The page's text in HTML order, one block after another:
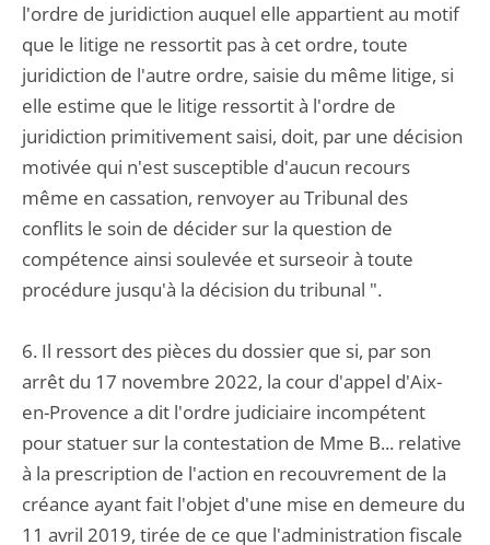
l'ordre de juridiction auquel elle appartient au motif
que le litige ne ressortit pas à cet ordre, toute
juridiction de l'autre ordre, saisie du même litige, si
elle estime que le litige ressortit à l'ordre de
juridiction primitivement saisi, doit, par une décision
motivée qui n'est susceptible d'aucun recours
même en cassation, renvoyer au Tribunal des
conflits le soin de décider sur la question de
compétence ainsi soulevée et surseoir à toute
procédure jusqu'à la décision du tribunal ".
6. Il ressort des pièces du dossier que si, par son
arrêt du 17 novembre 2022, la cour d'appel d'Aix-
en-Provence a dit l'ordre judiciaire incompétent
pour statuer sur la contestation de Mme B... relative
à la prescription de l'action en recouvrement de la
créance ayant fait l'objet d'une mise en demeure du
11 avril 2019, tirée de ce que l'administration fiscale